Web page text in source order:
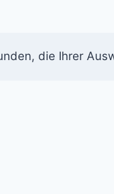
die Ihrer